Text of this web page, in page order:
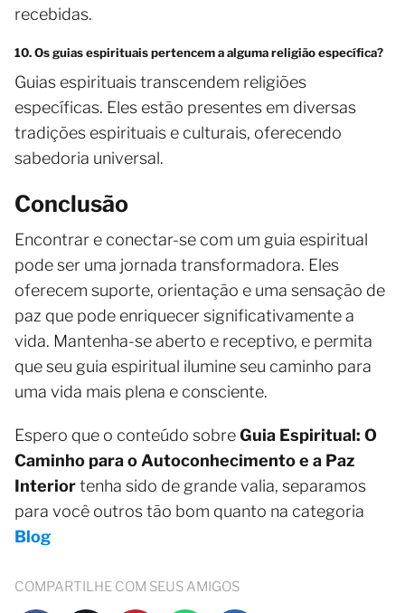
recebidas.
10. Os guias espirituais pertencem a alguma religião específica?
Guias espirituais transcendem religiões
específicas. Eles estão presentes em diversas
tradições espirituais e culturais, oferecendo
sabedoria universal.
Conclusão
Encontrar e conectar-se com um guia espiritual
pode ser uma jornada transformadora. Eles
oferecem suporte, orientação e uma sensação de
paz que pode enriquecer significativamente a
vida. Mantenha-se aberto e receptivo, e permita
que seu guia espiritual ilumine seu caminho para
uma vida mais plena e consciente.
Espero que o conteúdo sobreGuia Espiritual: O
Caminho para o Autoconhecimento e a Paz
Interiortenha sido de grande valia, separamos
para você outros tão bom quanto na categoria
Blog
COMPARTILHE COM SEUS AMIGOS